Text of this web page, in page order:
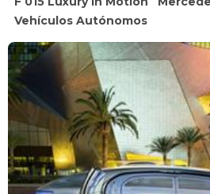
Vehículos Autónomos